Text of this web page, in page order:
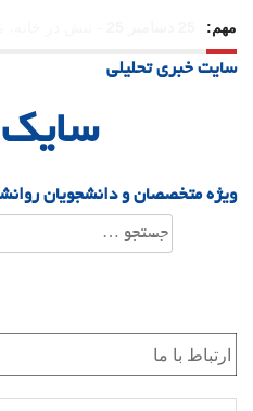
مهم:
21 دسامبر 25
سایت خبری تحلیلی
سایک
ویژه متخصصان و دانشجویان
جستجو
برای: